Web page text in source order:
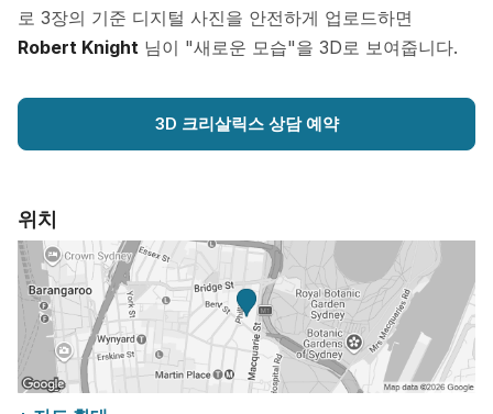
로 3장의 기준 디지털 사진을 안전하게 업로드하면
Robert Knight 님이 "새로운 모습"을 3D로 보여줍니다.
3D 크리살릭스 상담 예약
위치